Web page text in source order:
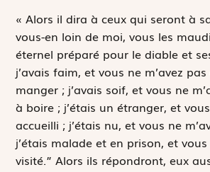
« Alors il dira à ceux qui seront à
vous-en loin de moi, vous les
éternel préparé pour le diable et
j’avais faim, et vous ne m’avez
manger ; j’avais soif, et vous ne
à boire ; j’étais un étranger, et
accueilli ; j’étais nu, et vous ne
j’étais malade et en prison, et vous
visité.” Alors ils répondront, eux